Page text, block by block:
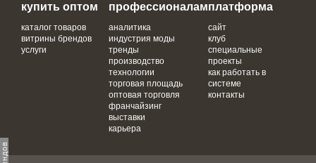
купить оптом
каталог товаров
витрины брендов
услуги
профессионалам
аналитика
индустрия моды
тренды
производство
технологии
торговая площадь
оптовая торговля
франчайзинг
выставки
карьера
платформа
сайт
клуб
специальные
проекты
как работать в
системе
контакты